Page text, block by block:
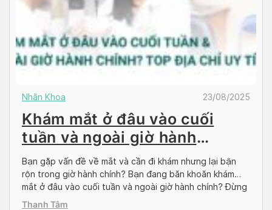
Nhãn Khoa 23/08/2025
Khám mắt ở đâu vào cuối
tuần và ngoài giờ hành
chính? Top địa chỉ uy tín
Bạn gặp vấn đề về mắt và cần đi khám nhưng lại bận
rộn trong giờ hành chính? Bạn đang băn khoăn khám
mắt ở đâu vào cuối tuần và ngoài giờ hành chính? Đừng
lo lắng, tham khảo ngay top địa chỉ mà Docosan cung
Thanh Tâm